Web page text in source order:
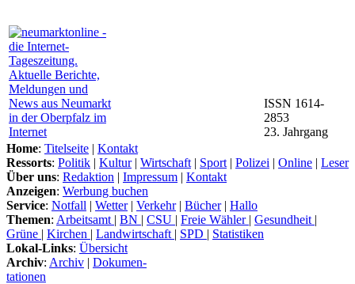
ISSN 1614-
2853
23. Jahrgang
Home: Titelseite | Kontakt
Ressorts: Politik | Kultur| Wirtschaft | Sport | Polizei | Online | Leser
Über uns: Redaktion | Impressum | Kontakt
Anzeigen: Werbung buchen
Service: Notfall | Wetter| Verkehr| Bücher| Hallo
Themen: Arbeitsamt | BN | CSU | Freie Wähler | Gesundheit |
Grüne | Kirchen | Landwirtschaft | SPD | Statistiken
Lokal-Links: Übersicht
Archiv: Archiv | Dokumen-
tationen